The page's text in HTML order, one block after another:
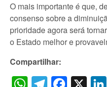
O mais importante é que,
consenso sobre a
prioridade agora será tornar
o Estado melhor e
Compartilhar: